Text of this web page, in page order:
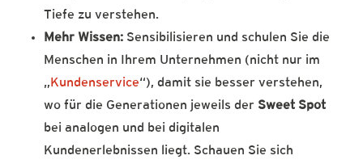
Tiefe zu verstehen.
Mehr Wissen: Sensibilisieren und schulen Sie die
Menschen in Ihrem Unternehmen (nicht nur im
„ Kundenservice“), damit sie besser verstehen,
wo für die Generationen jeweils der Sweet Spot
bei analogen und bei digitalen
Kundenerlebnissen liegt. Schauen Sie sich